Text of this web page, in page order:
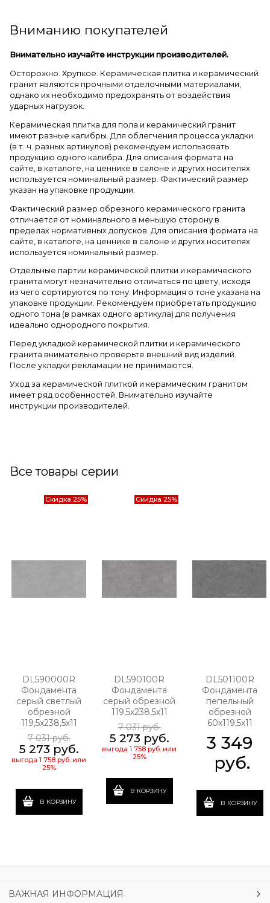
Вниманию покупателей
Внимательно изучайте инструкции производителей.
Осторожно. Хрупкое. Керамическая плитка и керамический
гранит являются прочными отделочными материалами,
однако их необходимо предохранять от воздействия
ударных нагрузок.
Керамическая плитка для пола и керамический гранит
имеют разные калибры. Для облегчения процесса укладки
(в т. ч. разных артикулов) рекомендуем использовать
продукцию одного калибра. Для описания формата на
сайте, в каталоге, на ценнике в салоне и других носителях
используется номинальный размер. Фактический размер
указан на упаковке продукции.
Фактический размер обрезного керамического гранита
отличается от номинального в меньшую сторону в
пределах нормативных допусков. Для описания формата на
сайте, в каталоге, на ценнике в салоне и других носителях
используется номинальный размер.
Отдельные партии керамической плитки и керамического
гранита могут незначительно отличаться по цвету, исходя
из чего сортируются по тону. Информация о тоне указана на
упаковке продукции. Рекомендуем приобретать продукцию
одного тона (в рамках одного артикула) для получения
идеально однородного покрытия.
Перед укладкой керамической плитки и керамического
гранита внимательно проверьте внешний вид изделий.
После укладки рекламации не принимаются.
Уход за керамической плиткой и керамическим гранитом
имеет ряд особенностей. Внимательно изучайте
инструкции производителей.
Все товары серии
Скидка 25%
DL590000R
Фондамента
серый светлый
обрезной
119,5х238,5х11
7 031 руб.
5 273 руб.
выгода 1 758 руб. или
25%
В КОРЗИНУ
Скидка 25%
DL590100R
Фондамента
серый обрезной
119,5х238,5х11
7 031 руб.
5 273 руб.
выгода 1 758 руб. или
25%
В КОРЗИНУ
DL501100R
Фондамента
пепельный
обрезной
60х119,5х11
3 349
руб.
В КОРЗИНУ
ВАЖНАЯ ИНФОРМАЦИЯ